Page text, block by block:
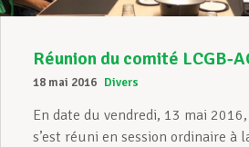
Réunion du comité LCGB-
18 mai 2016 Divers
En date du vendredi, 13 mai
s’est réuni en session ordinaire à